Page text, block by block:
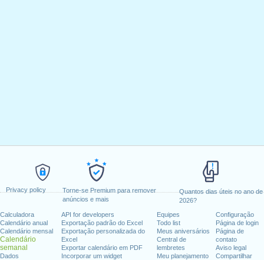
Privacy policy
Torne-se Premium para remover
anúncios e mais
Quantos dias úteis no ano de
2026?
Calculadora
Calendário anual
Calendário mensal
Calendário
semanal
Dados
API for developers
Exportação padrão do Excel
Exportação personalizada do
Excel
Exportar calendário em PDF
Incorporar um widget
Equipes
Todo list
Meus aniversários
Central de
lembretes
Meu planejamento
Configuração
Página de login
Página de
contato
Aviso legal
Compartilhar